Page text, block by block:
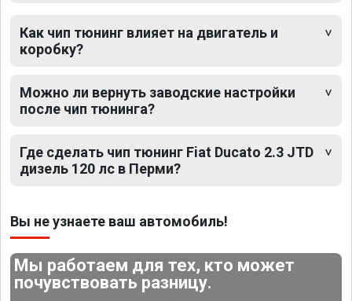
Как чип тюнинг влияет на двигатель и
коробку?
Можно ли вернуть заводские настройки
после чип тюнинга?
Где сделать чип тюнинг Fiat Ducato 2.3 JTD
дизель 120 лс в Перми?
Вы не узнаете ваш автомобиль!
Мы работаем для тех, кто может
почувствовать разницу.